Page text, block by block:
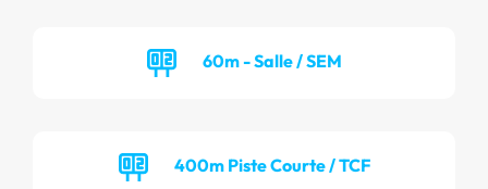
60m - Salle / SEM
400m Piste Courte / TCF